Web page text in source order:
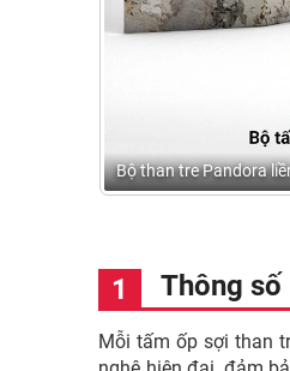
Bộ than tre Pandora
Thông số
Mỗi tấm ốp sợi than